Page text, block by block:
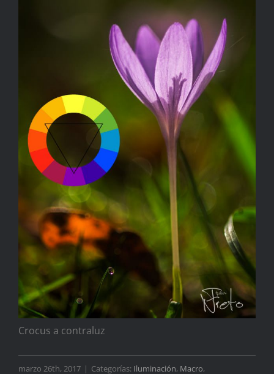
Crocus a contraluz
marzo 26th, 2017 | Categorías: Iluminación, Macro,